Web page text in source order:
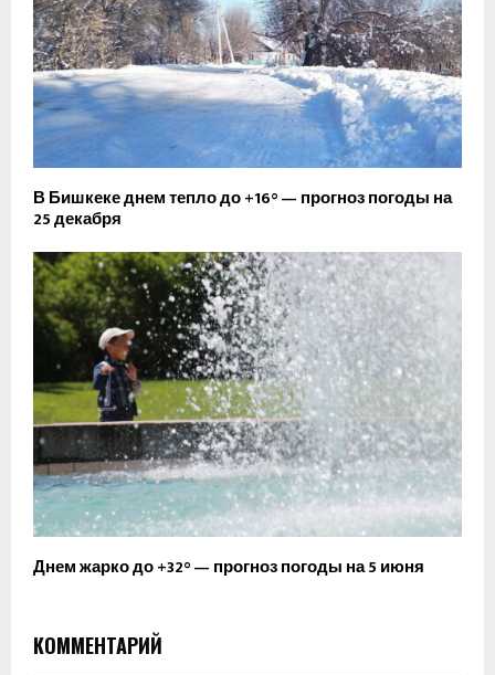
В Бишкеке днем тепло до +16° — прогноз погоды на
25 декабря
Днем жарко до +32° — прогноз погоды на 5 июня
КОММЕНТАРИЙ